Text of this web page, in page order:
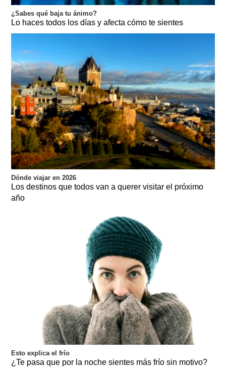
¿Sabes qué baja tu ánimo?
Lo haces todos los días y afecta cómo te sientes
Dónde viajar en 2026
Los destinos que todos van a querer visitar el próximo
año
Esto explica el frío
¿Te pasa que por la noche sientes más frío sin motivo?